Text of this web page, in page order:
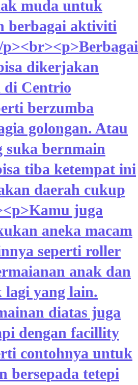
muda untuk
berbagai aktiviti
dikerjakan
di Centrio
berzumba
golongan. Atau
suka bernmain
tiba ketempat ini
daerah cukup
juga
aneka macam
seperti roller
anak dan
lagi yang lain.
diatas juga
dengan facillity
contohnya untuk
bersepada tetepi